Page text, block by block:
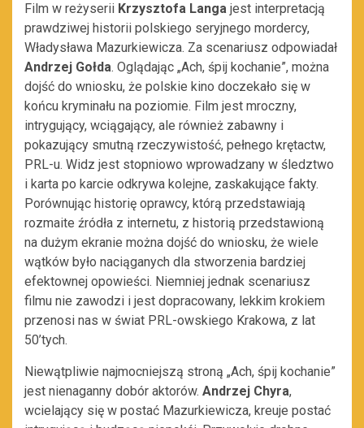
Film w reżyserii Krzysztofa Langa jest interpretacją
prawdziwej historii polskiego seryjnego mordercy,
Władysława Mazurkiewicza. Za scenariusz odpowiadał
Andrzej Gołda. Oglądając „Ach, śpij kochanie”, można
dojść do wniosku, że polskie kino doczekało się w
końcu kryminału na poziomie. Film jest mroczny,
intrygujący, wciągający, ale również zabawny i
pokazujący smutną rzeczywistość, pełnego krętactw,
PRL-u. Widz jest stopniowo wprowadzany w śledztwo
i karta po karcie odkrywa kolejne, zaskakujące fakty.
Porównując historię oprawcy, którą przedstawiają
rozmaite źródła z internetu, z historią przedstawioną
na dużym ekranie można dojść do wniosku, że wiele
wątków było naciąganych dla stworzenia bardziej
efektownej opowieści. Niemniej jednak scenariusz
filmu nie zawodzi i jest dopracowany, lekkim krokiem
przenosi nas w świat PRL-owskiego Krakowa, z lat
50’tych.
Niewątpliwie najmocniejszą stroną „Ach, śpij kochanie”
jest nienaganny dobór aktorów. Andrzej Chyra,
wcielający się w postać Mazurkiewicza, kreuje postać